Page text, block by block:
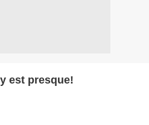
est presque!